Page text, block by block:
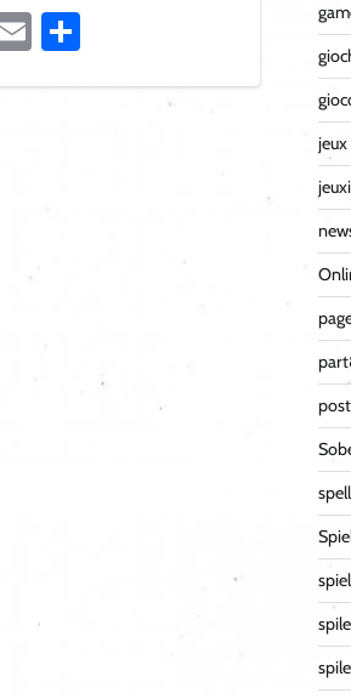
EmailShare
jeux
jeuxi
post
spile